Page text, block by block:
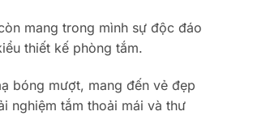
mang trong mình sự độc đáo
thiết kế phòng tắm.
bóng mượt, mang đến vẻ đẹp
nghiệm tắm thoải mái và thư